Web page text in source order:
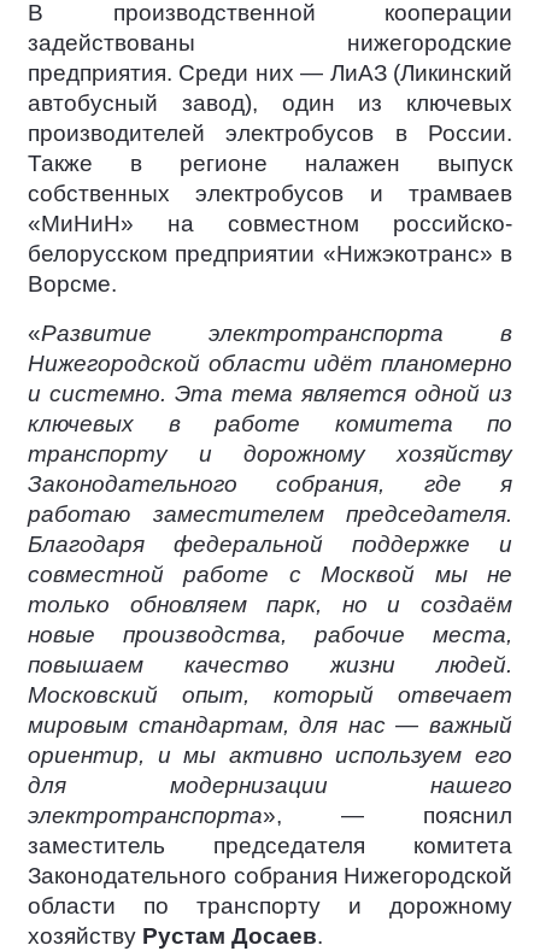
В производственной кооперации
задействованы нижегородские
предприятия. Среди них — ЛиАЗ (Ликинский
автобусный завод), один из ключевых
производителей электробусов в России.
Также в регионе налажен выпуск
собственных электробусов и трамваев
«МиНиН» на совместном российско-
белорусском предприятии «Нижэкотранс» в
Ворсме.
«Развитие электротранспорта в
Нижегородской области идёт планомерно
и системно. Эта тема является одной из
ключевых в работе комитета по
транспорту и дорожному хозяйству
Законодательного собрания, где я
работаю заместителем председателя.
Благодаря федеральной поддержке и
совместной работе с Москвой мы не
только обновляем парк, но и создаём
новые производства, рабочие места,
повышаем качество жизни людей.
Московский опыт, который отвечает
мировым стандартам, для нас — важный
ориентир, и мы активно используем его
для модернизации нашего
электротранспорта», — пояснил
заместитель председателя комитета
Законодательного собрания Нижегородской
области по транспорту и дорожному
хозяйству Рустам Досаев.